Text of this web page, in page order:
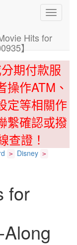
Toggle
期付款服
作ATM、
定等相關作
繫確認或撥
查證！
> Disney >
for